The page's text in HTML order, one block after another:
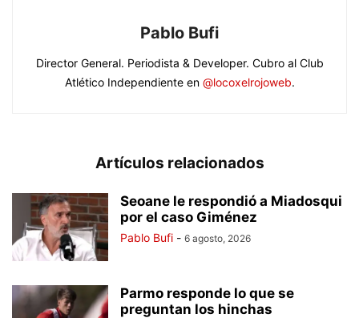
Pablo Bufi
Director General. Periodista & Developer. Cubro al Club
Atlético Independiente en @locoxelrojoweb.
Artículos relacionados
Seoane le respondió a Miadosqui
por el caso Giménez
Pablo Bufi - 6 agosto, 2026
Parmo responde lo que se
preguntan los hinchas